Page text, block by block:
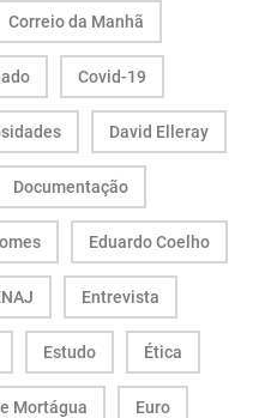
Correio da Manhã
Covid-19
David Elleray
Documentação
Eduardo Coelho
Entrevista
Estudo Ética
Mortágua Euro